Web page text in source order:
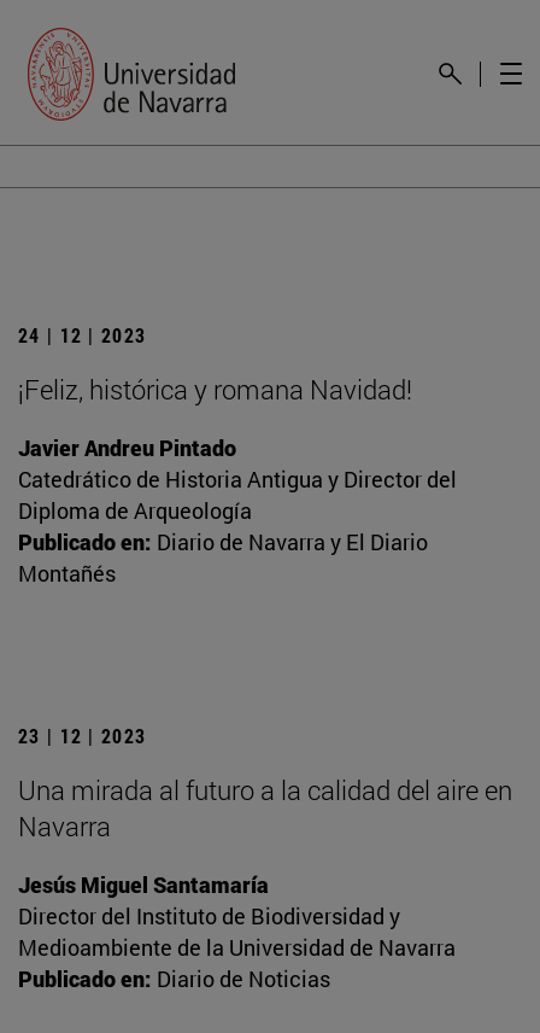
24 | 12 | 2023
¡Feliz, histórica y romana Navidad!
Javier Andreu Pintado
Catedrático de Historia Antigua y Director del
Diploma de Arqueología
Publicado en: Diario de Navarra y El Diario
Montañés
23 | 12 | 2023
Una mirada al futuro a la calidad del aire en
Navarra
Jesús Miguel Santamaría
Director del Instituto de Biodiversidad y
Medioambiente de la Universidad de Navarra
Publicado en: Diario de Noticias